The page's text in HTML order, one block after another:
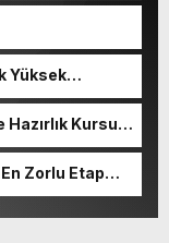
Yüksek
Kursu
Zorlu Etap